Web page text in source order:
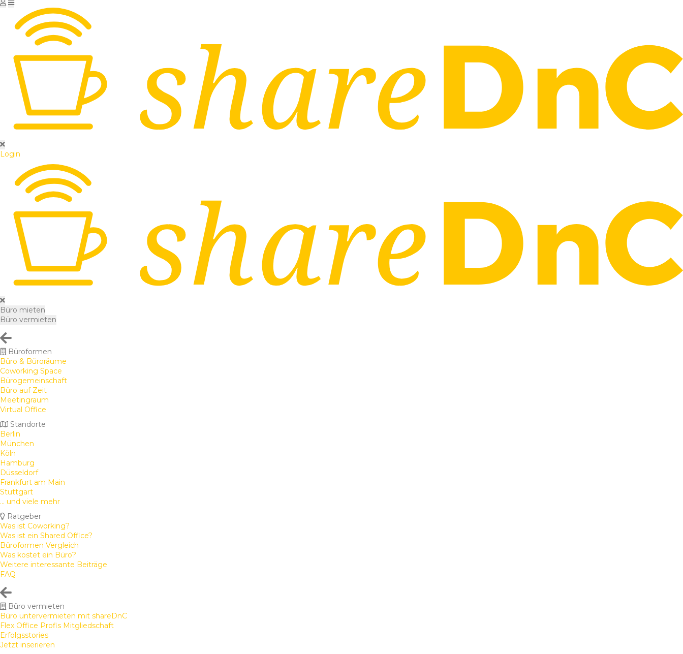
Login
Büro mieten
Büro vermieten
Büroformen
Büro & Büroräume
Coworking Space
Bürogemeinschaft
Büro auf Zeit
Meetingraum
Virtual Office
Standorte
Berlin
München
Köln
Hamburg
Düsseldorf
Frankfurt am Main
Stuttgart
... und viele mehr
Ratgeber
Was ist Coworking?
Was ist ein Shared Office?
Büroformen Vergleich
Was kostet ein Büro?
Weitere interessante Beiträge
FAQ
Büro vermieten
Büro untervermieten mit shareDnC
Flex Office Profis Mitgliedschaft
Erfolgsstories
Jetzt inserieren